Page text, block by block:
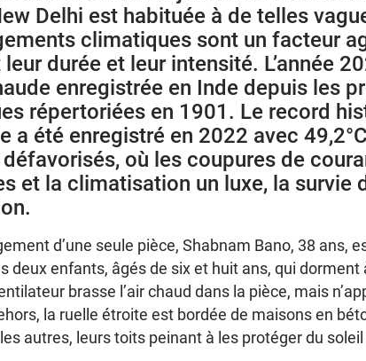
Delhi est habituée à de telles
climatiques sont un facteur
durée et leur intensité. L’année
enregistrée en Inde depuis les
répertoriées en 1901. Le record
a été enregistré en 2022 avec
où les coupures de
et la climatisation un luxe, la survie
d’une seule pièce, Shabnam Bano, 38 ans,
deux enfants, âgés de six et huit ans, qui dorment
brasse l’air chaud dans la pièce, mais
la ruelle étroite est bordée de maisons en
autres, leurs toits peinant à les protéger du